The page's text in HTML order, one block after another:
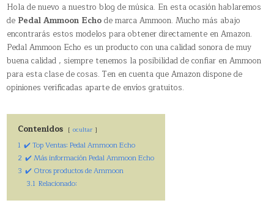
Hola de nuevo a nuestro blog de música. En esta ocasión hablaremos
de Pedal Ammoon Echode marca Ammoon. Mucho más abajo
encontrarás estos modelos para obtener directamente en Amazon.
Pedal Ammoon Echo es un producto con una calidad sonora de muy
buena calidad , siempre tenemos la posibilidad de confiar en Ammoon
para esta clase de cosas. Ten en cuenta que Amazon dispone de
opiniones verificadas aparte de envíos gratuitos.
Contenidos ocultar
1 ✔️ Top Ventas: Pedal Ammoon Echo
2 ✔️ Más información Pedal Ammoon Echo
3 ✔️ Otros productos de Ammoon
3.1 Relacionado: